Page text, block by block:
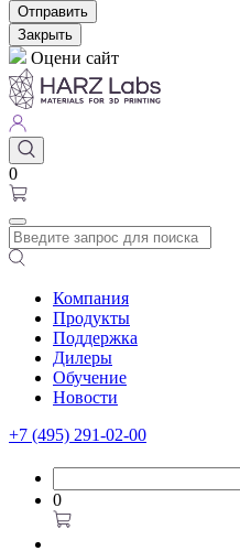
Отправить
Закрыть
Оцени сайт
0
Компания
Продукты
Поддержка
Дилеры
Обучение
Новости
+7 (495) 291-02-00
0